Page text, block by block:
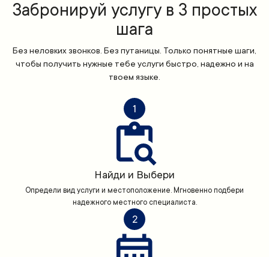
Забронируй услугу в 3 простых
шага
Без неловких звонков. Без путаницы. Только понятные шаги,
чтобы получить нужные тебе услуги быстро, надежно и на
твоем языке.
1
Найди и Выбери
Определи вид услуги и местоположение. Мгновенно подбери
надежного местного специалиста.
2